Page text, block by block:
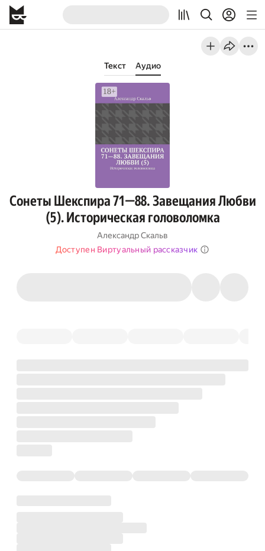
Текст Аудио
Сонеты Шекспира 71—88. Завещания Любви
(5). Историческая головоломка
Александр Скальв
Доступен Виртуальный рассказчик